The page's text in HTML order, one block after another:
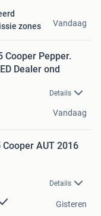
zones
Vandaag
Cooper Pepper.
Dealer ond
Details
Vandaag
AUT 2016
Details
Gisteren